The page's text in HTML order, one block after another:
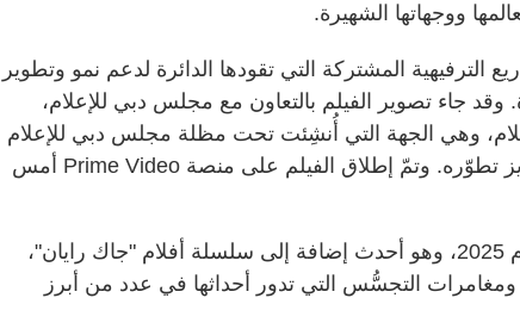
ووجهاتها الشهيرة.
الترفيهية المشتركة التي تقودها الدائرة لدعم نمو وتطوير
وقد جاء تصوير الفيلم بالتعاون مع مجلس دبي للإعلام،
وهي الجهة التي أُنشِئت تحت مظلة مجلس دبي للإعلام
لدعم نموّ قطاع الأفلام وتعزيز تطوّره. وتمّ إطلاق الفيلم على منصة Prime Video أمس
جرى تصوير الفيلم مطلع عام 2025، وهو أحدث إضافة إلى سلسلة أفلام "جاك رايان"،
التجسُّس التي تدور أحداثها في عدد من أبرز